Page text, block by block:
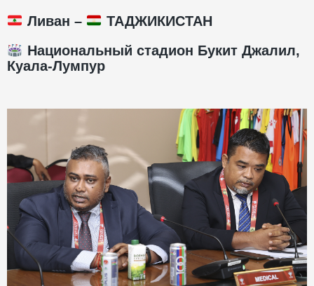
Ливан –
ТАДЖИКИСТАН
Национальный стадион Букит Джалил,
Куала-Лумпур